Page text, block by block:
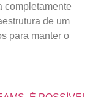
completamente
de um
para manter o